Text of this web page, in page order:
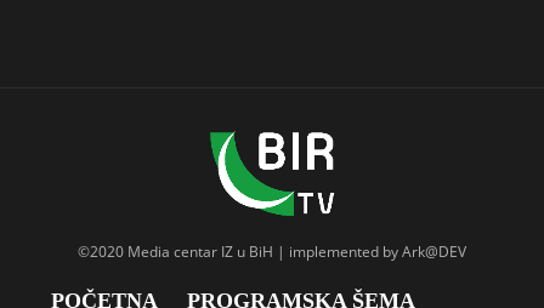
©2020 Media centar IZ u BiH | implemented by Ark@DEV
POČETNA PROGRAMSKA ŠEMA